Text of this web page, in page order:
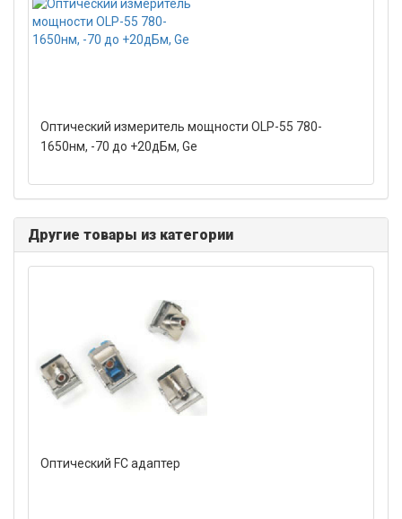
Оптический измеритель мощности OLP-55 780-
1650нм, -70 до +20дБм, Ge
Другие товары из категории
Оптический FC адаптер